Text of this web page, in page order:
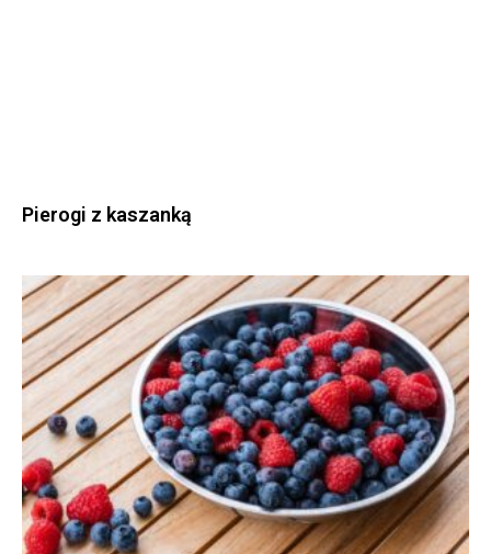
Pierogi z kaszanką